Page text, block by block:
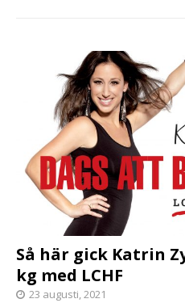
Så här gick Katrin
kg med LCHF
23 augusti, 2021